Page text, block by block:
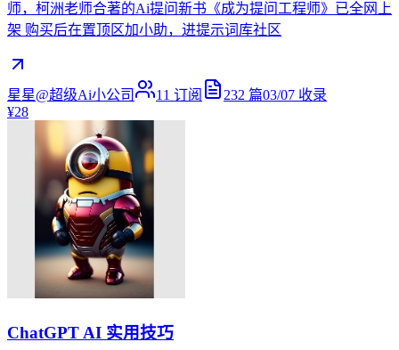
师，柯洲老师合著的Ai提问新书《成为提问工程师》已全网上
架 购买后在置顶区加小助，进提示词库社区
星星@超级Ai小公司 11 订阅 232 篇03/07 收录
¥28
ChatGPT AI 实用技巧